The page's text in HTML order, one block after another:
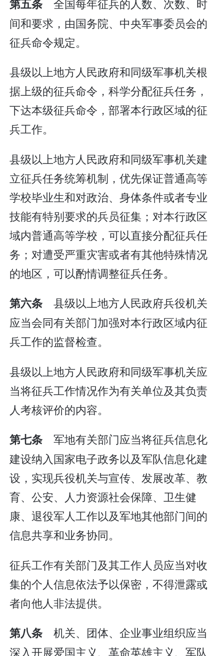
第五条 全国每年征兵的人数、次数、时
间和要求，由国务院、中央军事委员会的
征兵命令规定。
县级以上地方人民政府和同级军事机关根
据上级的征兵命令，科学分配征兵任务，
下达本级征兵命令，部署本行政区域的征
兵工作。
县级以上地方人民政府和同级军事机关建
立征兵任务统筹机制，优先保证普通高等
学校毕业生和对政治、身体条件或者专业
技能有特别要求的兵员征集；对本行政区
域内普通高等学校，可以直接分配征兵任
务；对遭受严重灾害或者有其他特殊情况
的地区，可以酌情调整征兵任务。
第六条 县级以上地方人民政府兵役机关
应当会同有关部门加强对本行政区域内征
兵工作的监督检查。
县级以上地方人民政府和同级军事机关应
当将征兵工作情况作为有关单位及其负责
人考核评价的内容。
第七条 军地有关部门应当将征兵信息化
建设纳入国家电子政务以及军队信息化建
设，实现兵役机关与宣传、发展改革、教
育、公安、人力资源社会保障、卫生健
康、退役军人工作以及军地其他部门间的
信息共享和业务协同。
征兵工作有关部门及其工作人员应当对收
集的个人信息依法予以保密，不得泄露或
者向他人非法提供。
第八条 机关、团体、企业事业组织应当
深入开展爱国主义、革命英雄主义、军队